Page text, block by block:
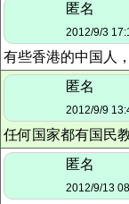
匿名
2012/9/3
有些香港的中国人
匿名
2012/9/9
任何国家都有国民
匿名
2012/9/13